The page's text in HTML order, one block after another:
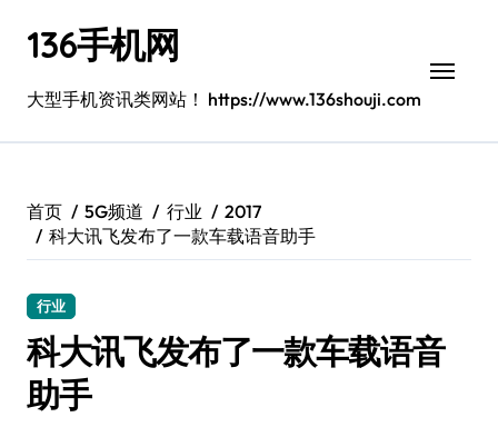
136手机网
大型手机资讯类网站！ https://www.136shouji.com
首页 5G频道 行业
2017
科大讯飞发布了一款车载语音助手
行业
科大讯飞发布了一款车载语音
助手